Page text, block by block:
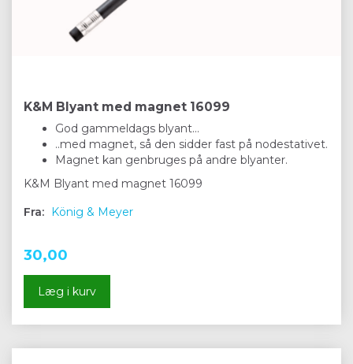
K&M Blyant med magnet 16099
God gammeldags blyant...
..med magnet, så den sidder fast på nodestativet.
Magnet kan genbruges på andre blyanter.
K&M Blyant med magnet 16099
Fra: König & Meyer
30,00
Læg i kurv